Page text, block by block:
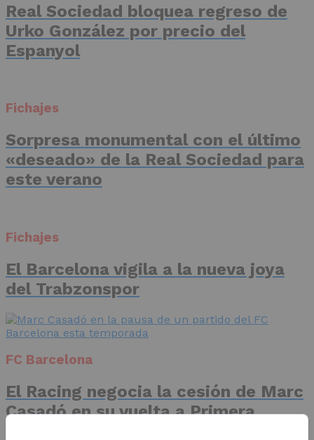
Real Sociedad bloquea regreso de
Urko González por precio del
Espanyol
Fichajes
Sorpresa monumental con el último
«deseado» de la Real Sociedad para
este verano
Fichajes
El Barcelona vigila a la nueva joya
del Trabzonspor
FC Barcelona
El Racing negocia la cesión de Marc
Casadó en su vuelta a Primera